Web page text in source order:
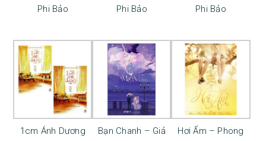
Phi Bảo
Phi Bảo
Phi Bảo
1cm Ánh Dương
Bạn Chanh – Giả
Hơi Ấm – Phong